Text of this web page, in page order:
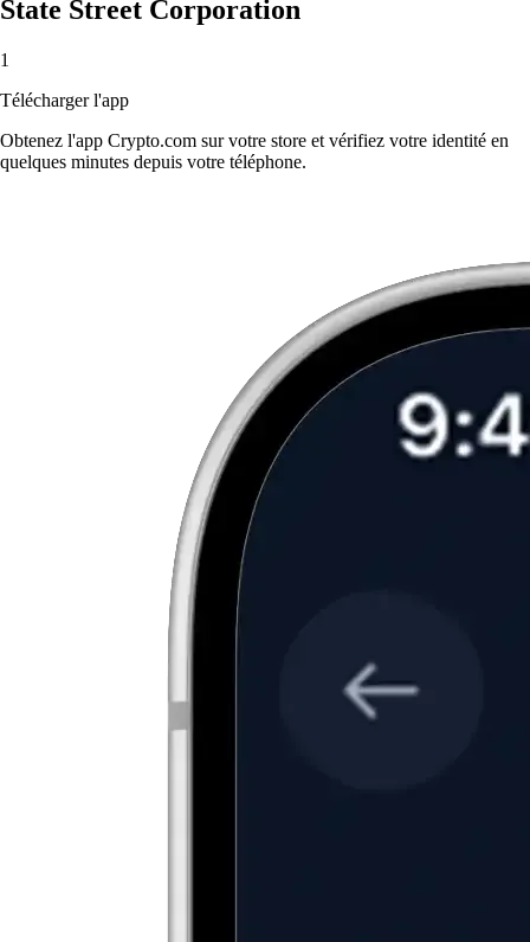
State Street Corporation
1
Télécharger l'app
Obtenez l'app Crypto.com sur votre store et vérifiez votre identité en
quelques minutes depuis votre téléphone.